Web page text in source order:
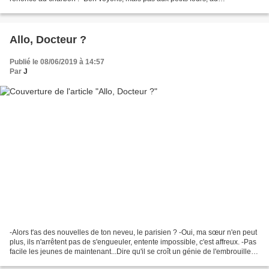
Allo, Docteur ?
Publié le 08/06/2019 à 14:57
Par J
-Alors t'as des nouvelles de ton neveu, le parisien ? -Oui, ma sœur n'en peut
plus, ils n'arrêtent pas de s'engueuler, entente impossible, c'est affreux. -Pas
facile les jeunes de maintenant...Dire qu'il se croît un génie de l'embrouille